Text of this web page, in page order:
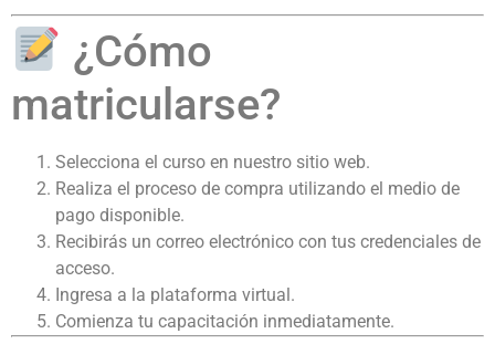
¿Cómo
matricularse?
Selecciona el curso en nuestro sitio web.
Realiza el proceso de compra utilizando el medio de
pago disponible.
Recibirás un correo electrónico con tus credenciales de
acceso.
Ingresa a la plataforma virtual.
Comienza tu capacitación inmediatamente.